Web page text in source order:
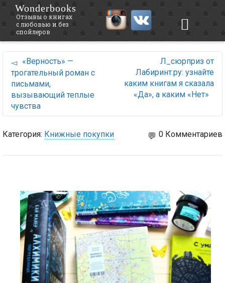
Wonderbooks
Отзывы о книгах
с любовью и без
спойлеров
«Верность» —
трогательный роман с
письмами,
вызывающий теплые
чувства
Л_сюрприз от
Лабиринт.ру: узнайте
каким книгам я сказала
«Да», а каким «Нет»
Категория: Книжные покупки 0 Комментариев